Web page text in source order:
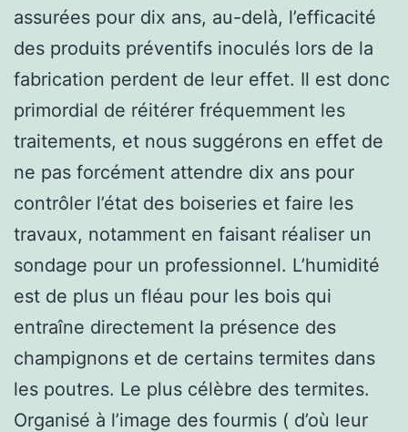
assurées pour dix ans, au-delà, l’efficacité
des produits préventifs inoculés lors de la
fabrication perdent de leur effet. Il est donc
primordial de réitérer fréquemment les
traitements, et nous suggérons en effet de
ne pas forcément attendre dix ans pour
contrôler l’état des boiseries et faire les
travaux, notamment en faisant réaliser un
sondage pour un professionnel. L’humidité
est de plus un fléau pour les bois qui
entraîne directement la présence des
champignons et de certains termites dans
les poutres. Le plus célèbre des termites.
Organisé à l’image des fourmis ( d’où leur